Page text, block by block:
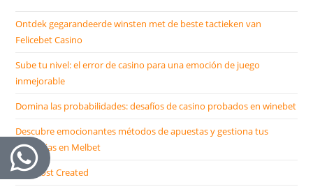
Ontdek gegarandeerde winsten met de beste tactieken van
Felicebet Casino
Sube tu nivel: el error de casino para una emoción de juego
inmejorable
Domina las probabilidades: desafíos de casino probados en winebet
Descubre emocionantes métodos de apuestas y gestiona tus
ganancias en Melbet
Test Post Created